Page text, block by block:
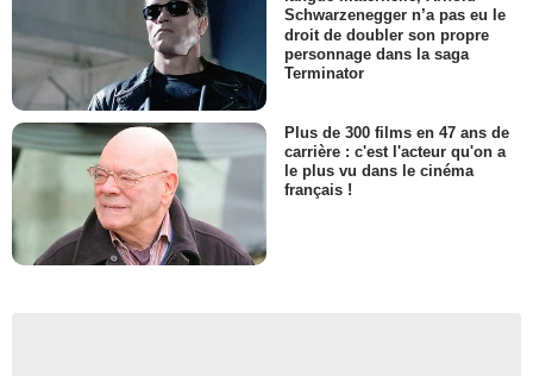
Schwarzenegger n’a pas eu le
droit de doubler son propre
personnage dans la saga
Terminator
Plus de 300 films en 47 ans de
carrière : c'est l'acteur qu'on a
le plus vu dans le cinéma
français !